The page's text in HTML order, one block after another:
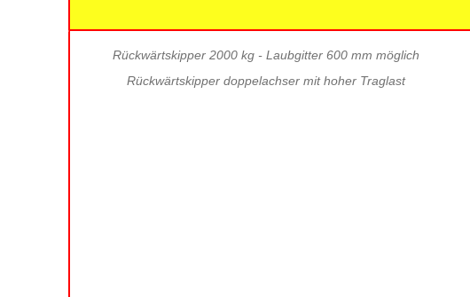
Rückwärtskipper 2000 kg - Laubgitter 600 mm möglich
Rückwärtskipper doppelachser mit hoher Traglast